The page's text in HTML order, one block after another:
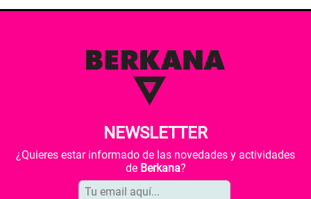
NEWSLETTER
¿Quieres estar informado de las novedades y actividades
de Berkana?